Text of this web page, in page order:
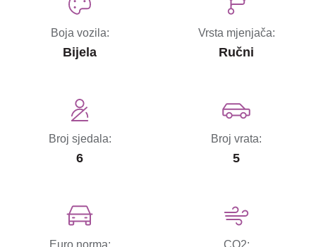
Boja vozila:
Bijela
Vrsta mjenjača:
Ručni
Broj sjedala:
6
Broj vrata:
5
Euro norma: CO2: